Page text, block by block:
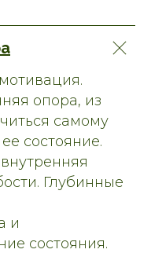
опора, из
самому
состояние.
Глубинные
и
состояния.